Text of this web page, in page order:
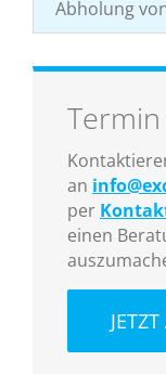
Abholung
an
per
einen